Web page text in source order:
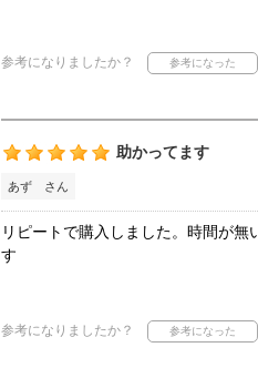
参考になりましたか？
助かってます
あず さん
リピートで購入しました。時間が
す
参考になりましたか？